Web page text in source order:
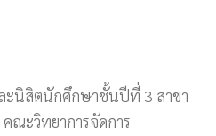
ะนิสิตนักศึกษาชั้นปีที่ 3 สาขา
คณะวิทยาการจัดการ